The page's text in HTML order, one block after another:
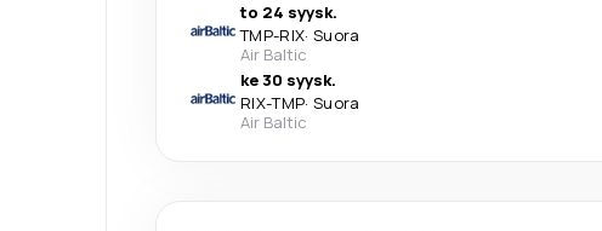
to 24 syysk.
TMP-RIX· Suora
Air Baltic
ke 30 syysk.
RIX-TMP· Suora
Air Baltic